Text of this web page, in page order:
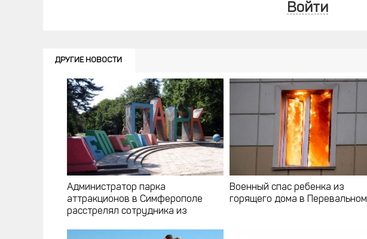
Войти
Администратор парка
аттракционов в Симферополе
расстрелял сотрудника из
Военный спас ребенка из
горящего дома в Перевальном
ДРУГИЕ НОВОСТИ